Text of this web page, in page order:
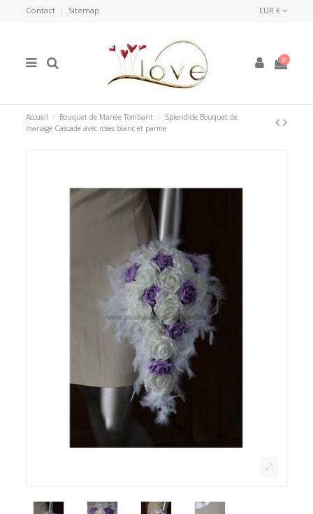
Contact Sitemap EUR €
0
Accueil Bouquet de Mariée Tombant
Splendide Bouquet de
mariage Cascade avec roses blanc et parme